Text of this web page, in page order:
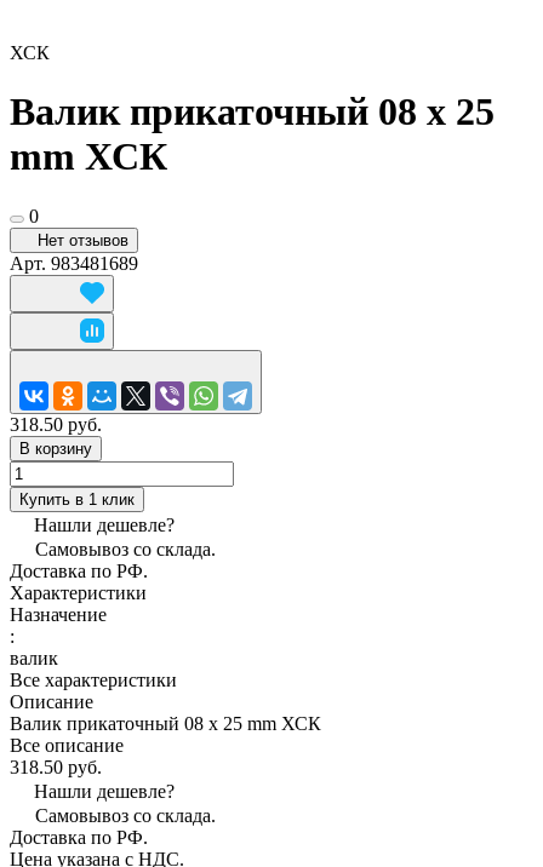
ХСК
Валик прикаточный 08 х 25
mm ХСК
0
Нет отзывов
Арт. 983481689
318.50 руб.
В корзину
Купить в 1 клик
Нашли дешевле?
Самовывоз со склада.
Доставка по РФ.
Характеристики
Назначение
:
валик
Все характеристики
Описание
Валик прикаточный 08 х 25 mm ХСК
Все описание
318.50 руб.
Нашли дешевле?
Самовывоз со склада.
Доставка по РФ.
Цена указана с НДС.